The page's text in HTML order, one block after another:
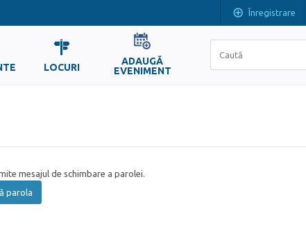
Înregistrare
LOCURI
ADAUGĂ
EVENIMENT
mesajul de schimbare a parolei.
parola